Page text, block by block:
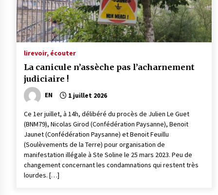
lirevoir, écouter
La canicule n’assèche pas l’acharnement
judiciaire !
EN 1 juillet 2026
Ce 1er juillet, à 14h, délibéré du procès de Julien Le Guet
(BNM79), Nicolas Girod (Confédération Paysanne), Benoit
Jaunet (Confédération Paysanne) et Benoit Feuillu
(Soulèvements de la Terre) pour organisation de
manifestation illégale à Ste Soline le 25 mars 2023. Peu de
changement concernant les condamnations qui restent très
lourdes. […]